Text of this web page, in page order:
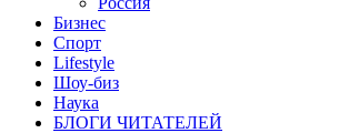
Бизнес
Спорт
Lifestyle
Шоу-биз
Наука
БЛОГИ ЧИТАТЕЛЕЙ